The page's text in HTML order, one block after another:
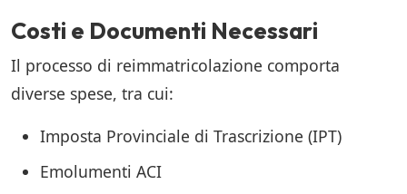
Costi e Documenti Necessari
Il processo di reimmatricolazione comporta
diverse spese, tra cui:
Imposta Provinciale di Trascrizione (IPT)
Emolumenti ACI